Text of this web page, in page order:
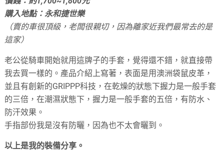
購入地點：永和捷世樂
（賣的車很頂級，老闆很親切，因為離家近我們最常去的是
這家）
老公從騎車開始就用這牌子的手套，覺得還不錯，就直接帶
我去買一樣的。產品介紹上寫著，表面是用澳洲袋鼠皮革，
並且有創新的GRIPPP科技，在乾燥的狀態下握力是一般手套
的三倍，在潮濕狀態下，握力是一般手套的五倍，有防水、
防汗效果。
手指部份我是沒有防曬，因為也不太會曬到。
以上是我的裝備分享。